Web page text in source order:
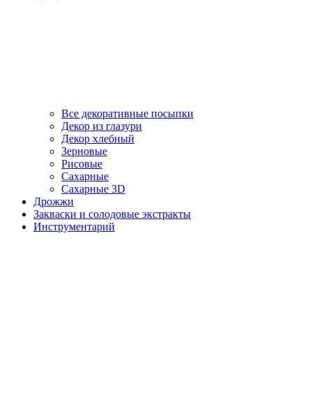
Все декоративные посыпки
Декор из глазури
Декор хлебный
Зерновые
Рисовые
Сахарные
Сахарные 3D
Дрожжи
Закваски и солодовые экстракты
Инструментарий